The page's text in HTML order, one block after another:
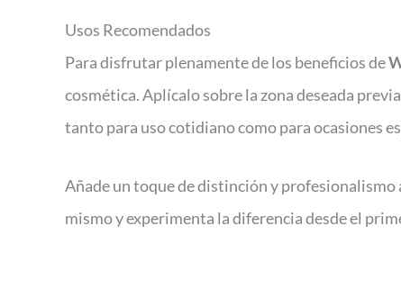
Usos Recomendados
Para disfrutar plenamente de los beneficios de
cosmética. Aplícalo sobre la zona deseada
tanto para uso cotidiano como para ocasiones
Añade un toque de distinción y profesionalismo
mismo y experimenta la diferencia desde el